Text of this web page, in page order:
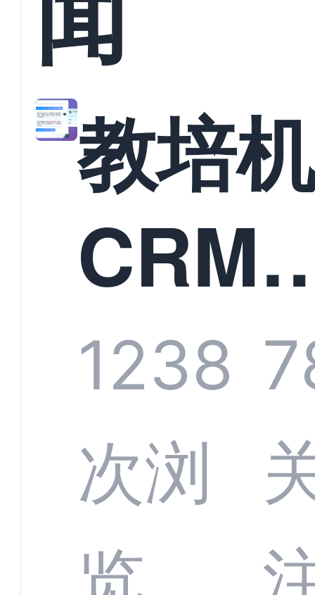
教培
CRM
统头
应商
解析
1238
次浏